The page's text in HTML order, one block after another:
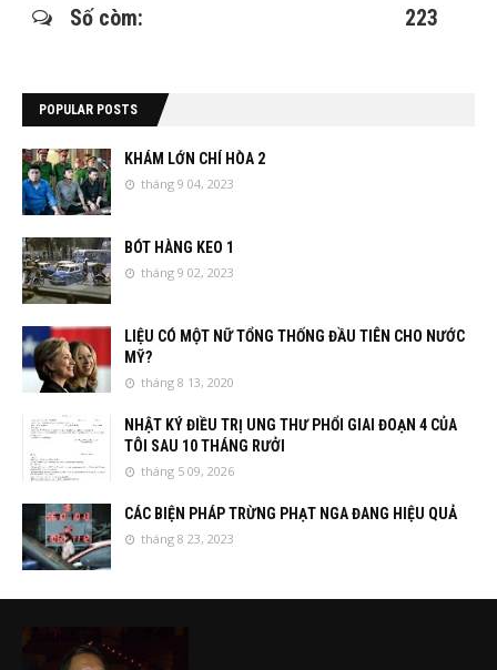
Số còm:
223
POPULAR POSTS
KHÁM LỚN CHÍ HÒA 2
tháng 9 04, 2023
BÓT HÀNG KEO 1
tháng 9 02, 2023
LIỆU CÓ MỘT NỮ TỔNG THỐNG ĐẦU TIÊN CHO NƯỚC
MỸ?
tháng 8 13, 2020
NHẬT KÝ ĐIỀU TRỊ UNG THƯ PHỔI GIAI ĐOẠN 4 CỦA
TÔI SAU 10 THÁNG RƯỞI
tháng 5 09, 2026
CÁC BIỆN PHÁP TRỪNG PHẠT NGA ĐANG HIỆU QUẢ
tháng 8 23, 2023